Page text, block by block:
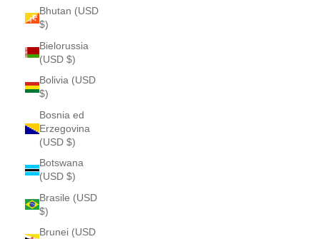
Bhutan (USD
$)
Bielorussia
(USD $)
Bolivia (USD
$)
Bosnia ed
Erzegovina
(USD $)
Botswana
(USD $)
Brasile (USD
$)
Brunei (USD